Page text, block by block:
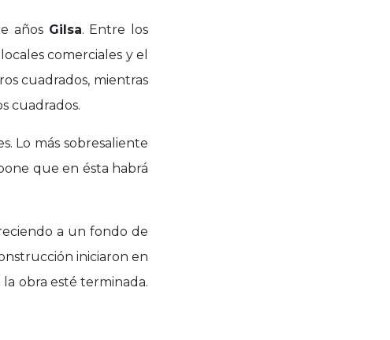
años Gilsa. Entre los
comerciales y el
cuadrados, mientras
cuadrados.
Lo más sobresaliente
que en ésta habrá
a un fondo de
iniciaron en
obra esté terminada.